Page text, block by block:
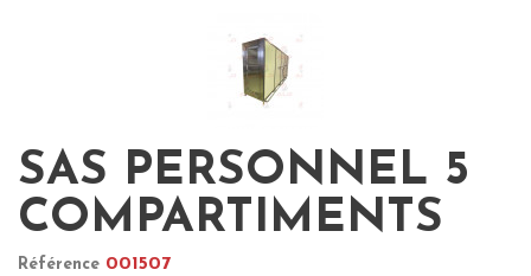
SAS PERSONNEL 5
COMPARTIMENTS
Référence 001507